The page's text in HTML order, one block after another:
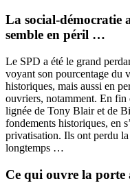
La social-démocratie
semble en péril …
Le SPD a été le grand
voyant son pourcentage du
historiques, mais aussi en
ouvriers, notamment. En fin
lignée de Tony Blair et de
fondements historiques, en
privatisation. Ils ont perdu
longtemps …
Ce qui ouvre la